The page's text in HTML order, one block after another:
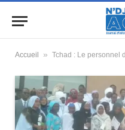
Accueil » Tchad : Le personnel de la CARMI